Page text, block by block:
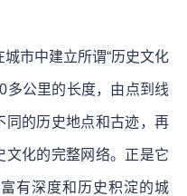
市中建立所谓“历史文化
多公里的长度，由点到线
同的历史地点和古迹，再
文化的完整网络。正是它
有深度和历史积淀的城